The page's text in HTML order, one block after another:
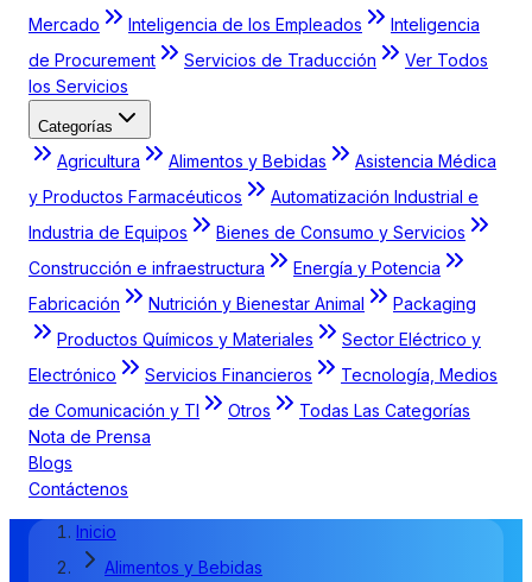
Mercado
Inteligencia de los Empleados
Inteligencia
de Procurement
Servicios de Traducción
Ver Todos
los Servicios
Categorías
Agricultura Alimentos y Bebidas
Asistencia Médica
y Productos Farmacéuticos
Automatización Industrial e
Industria de Equipos
Bienes de Consumo y Servicios
Construcción e infraestructura
Energía y Potencia
Fabricación
Nutrición y Bienestar Animal
Packaging
Productos Químicos y Materiales
Sector Eléctrico y
Electrónico
Servicios Financieros
Tecnología, Medios
de Comunicación y TI
Otros
Todas Las Categorías
Nota de Prensa
Blogs
Contáctenos
Inicio
Alimentos y Bebidas